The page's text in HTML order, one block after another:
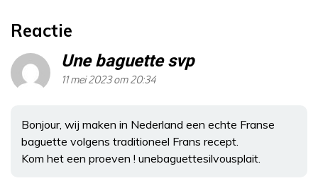
Reactie
Une baguette svp
11 mei 2023 om 20:34
Bonjour, wij maken in Nederland een echte Franse
baguette volgens traditioneel Frans recept.
Kom het een proeven ! unebaguettesilvousplait.